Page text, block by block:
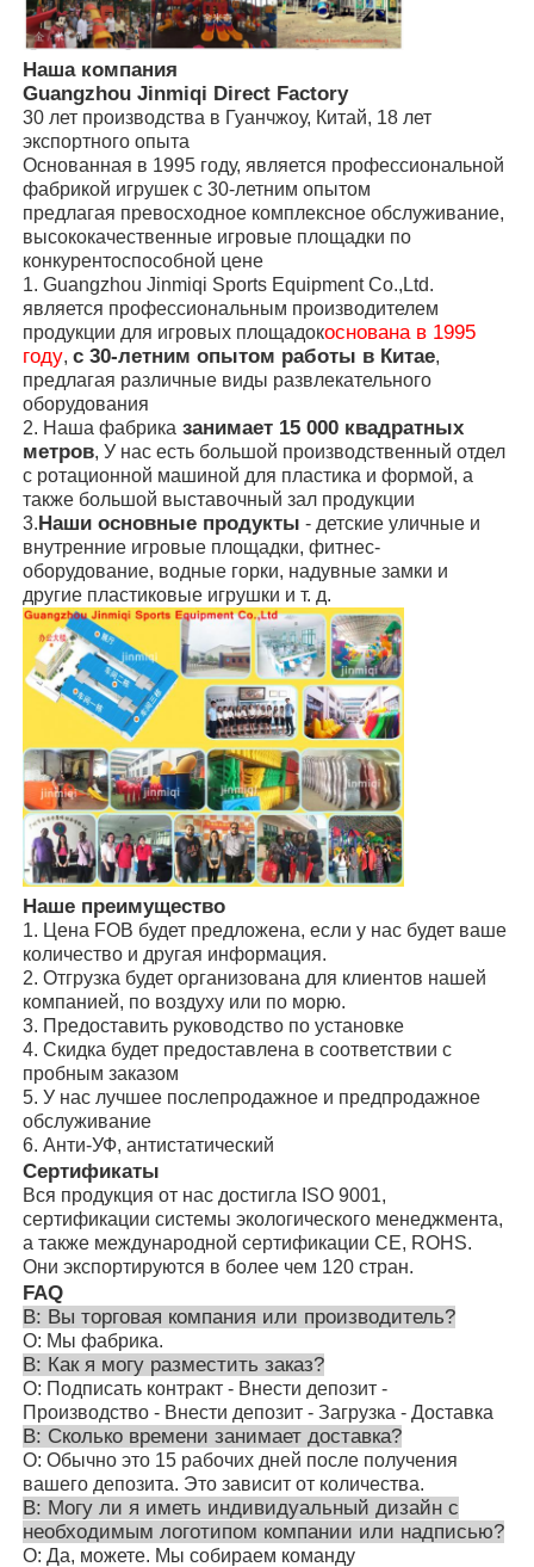
Наша компания
Guangzhou Jinmiqi Direct Factory
30 лет производства в Гуанчжоу, Китай, 18 лет
экспортного опыта
Основанная в 1995 году, является профессиональной
фабрикой игрушек с 30-летним опытом
предлагая превосходное комплексное обслуживание,
высококачественные игровые площадки по
конкурентоспособной цене
1. Guangzhou Jinmiqi Sports Equipment Co.,Ltd.
является профессиональным производителем
продукции для игровых площадокоснована в 1995
году,с 30-летним опытом работы в Китае,
предлагая различные виды развлекательного
оборудования
2. Наша фабрика занимает 15 000 квадратных
метров, У нас есть большой производственный отдел
с ротационной машиной для пластика и формой, а
также большой выставочный зал продукции
3.Наши основные продукты - детские уличные и
внутренние игровые площадки, фитнес-
оборудование, водные горки, надувные замки и
другие пластиковые игрушки и т. д.
Наше преимущество
1. Цена FOB будет предложена, если у нас будет ваше
количество и другая информация.
2. Отгрузка будет организована для клиентов нашей
компанией, по воздуху или по морю.
3. Предоставить руководство по установке
4. Скидка будет предоставлена в соответствии с
пробным заказом
5. У нас лучшее послепродажное и предпродажное
обслуживание
6. Анти-УФ, антистатический
Сертификаты
Вся продукция от нас достигла ISO 9001,
сертификации системы экологического менеджмента,
а также международной сертификации CE, ROHS.
Они экспортируются в более чем 120 стран.
FAQ
В: Вы торговая компания или производитель?
О: Мы фабрика.
В: Как я могу разместить заказ?
О: Подписать контракт - Внести депозит -
Производство - Внести депозит - Загрузка - Доставка
В: Сколько времени занимает доставка?
О: Обычно это 15 рабочих дней после получения
вашего депозита. Это зависит от количества.
В: Могу ли я иметь индивидуальный дизайн с
необходимым логотипом компании или надписью?
О: Да, можете. Мы собираем команду